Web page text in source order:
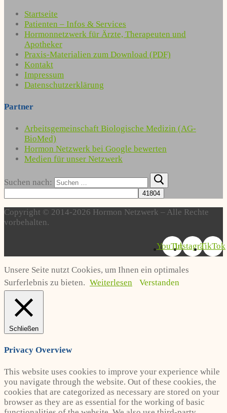
Startseite
Patienten – Infos & Services
Hormonnetzwerk für Ärzte, Therapeuten und
Apotheker
Praxis-Materialien zum Download (PDF)
Kontakt
Impressum
Datenschutzerklärung
Partner
Arbeitsgemeinschaft Biologische Medizin (AG-
BioMed)
Hormon Netzwerk bei Google bewerten
Medien für unser Netzwerk
Suchen nach:
Copyright © 2014-2026 Hormon Netzwerk – Alle Rechte
vorbehalten.
YouTubeInstagramTikTok
Unsere Seite nutzt Cookies, um Ihnen ein optimales
Surferlebnis zu bieten. Weiterlesen Verstanden
Schließen
Privacy Overview
This website uses cookies to improve your experience while
you navigate through the website. Out of these cookies, the
cookies that are categorized as necessary are stored on your
browser as they are as essential for the working of basic